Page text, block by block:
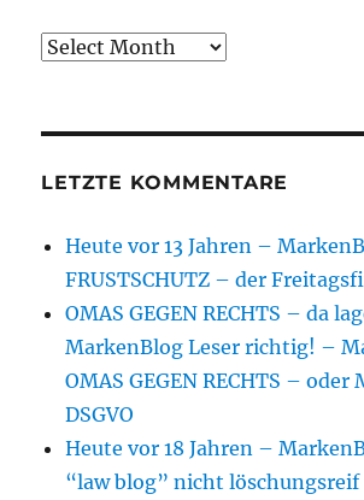
Archive
LETZTE KOMMENTARE
Heute vor 13 Jahren –
FRUSTSCHUTZ – der
OMAS GEGEN RECHTS – da
MarkenBlog Leser richtig! –
OMAS GEGEN RECHTS – oder
DSGVO
Heute vor 18 Jahren –
“law blog” nicht löschungsreif